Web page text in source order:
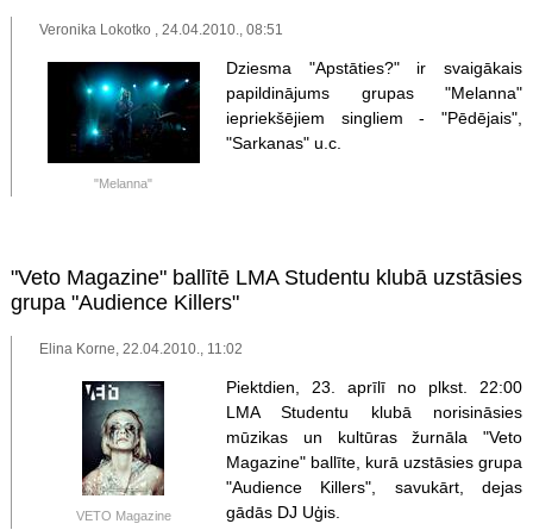
Veronika Lokotko , 24.04.2010., 08:51
"Melanna"
Dziesma "Apstāties?" ir svaigākais
papildinājums grupas "Melanna"
iepriekšējiem singliem - "Pēdējais",
"Sarkanas" u.c.
"Veto Magazine" ballītē LMA Studentu klubā uzstāsies
grupa "Audience Killers"
Elina Korne, 22.04.2010., 11:02
VETO Magazine
Piektdien, 23. aprīlī no plkst. 22:00
LMA Studentu klubā norisināsies
mūzikas un kultūras žurnāla "Veto
Magazine" ballīte, kurā uzstāsies grupa
"Audience Killers", savukārt, dejas
gādās DJ Uģis.